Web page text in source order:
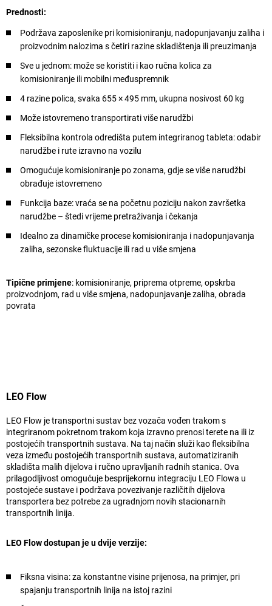
Prednosti:
Podržava zaposlenike pri komisioniranju, nadopunjavanju zaliha i
proizvodnim nalozima s četiri razine skladištenja ili preuzimanja
Sve u jednom: može se koristiti i kao ručna kolica za
komisioniranje ili mobilni međuspremnik
4 razine polica, svaka 655 × 495 mm, ukupna nosivost 60 kg
Može istovremeno transportirati više narudžbi
Fleksibilna kontrola odredišta putem integriranog tableta: odabir
narudžbe i rute izravno na vozilu
Omogućuje komisioniranje po zonama, gdje se više narudžbi
obrađuje istovremeno
Funkcija baze: vraća se na početnu poziciju nakon završetka
narudžbe – štedi vrijeme pretraživanja i čekanja
Idealno za dinamičke procese komisioniranja i nadopunjavanja
zaliha, sezonske fluktuacije ili rad u više smjena
Tipične primjene: komisioniranje, priprema otpreme, opskrba
proizvodnjom, rad u više smjena, nadopunjavanje zaliha, obrada
povrata
LEO Flow
LEO Flow je transportni sustav bez vozača vođen trakom s
integriranom pokretnom trakom koja izravno prenosi terete na ili iz
postojećih transportnih sustava. Na taj način služi kao fleksibilna
veza između postojećih transportnih sustava, automatiziranih
skladišta malih dijelova i ručno upravljanih radnih stanica. Ova
prilagodljivost omogućuje besprijekornu integraciju LEO Flowa u
postojeće sustave i podržava povezivanje različitih dijelova
transportera bez potrebe za ugradnjom novih stacionarnih
transportnih linija.
LEO Flow dostupan je u dvije verzije:
Fiksna visina: za konstantne visine prijenosa, na primjer, pri
spajanju transportnih linija na istoj razini